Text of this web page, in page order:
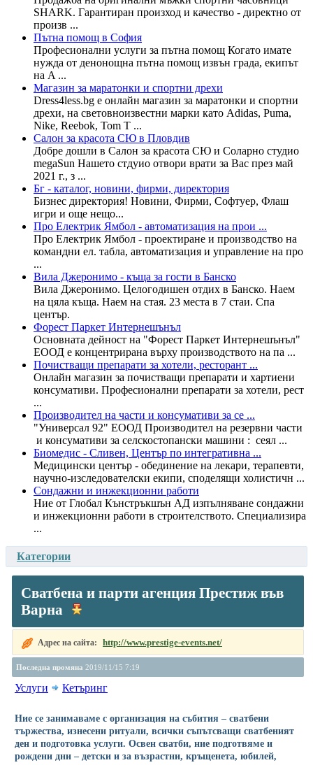
SHARK. Гарантиран произход и качество - директно от
произв ...
Пътна помощ в София
Професионални услуги за пътна помощ Когато имате
нужда от денонощна пътна помощ извън града, екипът
на A ...
Магазин за маратонки и спортни дрехи
Dress4less.bg е онлайн магазин за маратонки и спортни
дрехи, на световноизвестни марки като Adidas, Puma,
Nike, Reebok, Tom T ...
Салон за красота СЮ в Пловдив
Добре дошли в Салон за красота СЮ и Соларно студио
megaSun Нашето стдуио отвори врати за Вас през май
2021 г., з ...
Бг - каталог, новини, фирми, директория
Бизнес директория! Новини, Фирми, Софтуер, Флаш
игри и още нещо...
Про Електрик Ямбол - автоматизация на прои ...
Про Електрик Ямбол - проектиране и производство на
командни ел. табла, автоматизация и управление на про
...
Вила Джеронимо - къща за гости в Банско
Вила Джеронимо. Целогодишен отдих в Банско. Наем
на цяла къща. Наем на стая. 23 места в 7 стаи. Спа
център.
Форест Паркет Интернешънъл
Основната дейност на "Форест Паркет Интернешънъл"
ЕООД е концентрирана върху производството на па ...
Почистващи препарати за хотели, ресторант ...
Онлайн магазин за почистващи препарати и хартиени
консумативи. Професионални препарати за хотели, рест
...
Производител на части и консумативи за се ...
"Универсал 92" ЕООД Производител на резервни части
и консумативи за селскостопански машини : сеял ...
Биомедис - Сливен, Център по интегративна ...
Медицински център - обединение на лекари, терапевти,
научно-изследователски екипи, споделящи холистичн ...
Сондажни и инжекционни работи
Ние от Глобал Кънстръкшън АД изпълняване сондажни
и инжекционни работи в строителството. Специализира
...
Категории
Сватбена и парти агенция Престиж във
Варна
Адрес на сайта: http://www.prestige-events.net/
Последна промяна 2019/11/15 7:19
Услуги Кетъринг
Ние се занимаваме с организация на събития – сватбени
тържества, изнесени ритуали, всички съпътсващи сватбеният
ден и подготовка услуги. Освен сватби, ние подготвяме и
рождени дни – детски и за възрастни, кръщенета, юбилей,